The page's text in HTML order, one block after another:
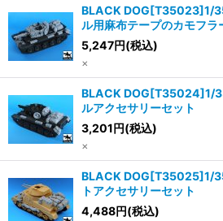
BLACK DOG[T35023]1/
ル用麻布テープのカモフラ
5,247円(税込)
×
BLACK DOG[T35024]1/
ルアクセサリーセット
3,201円(税込)
×
BLACK DOG[T35025]1/
トアクセサリーセット
4,488円(税込)